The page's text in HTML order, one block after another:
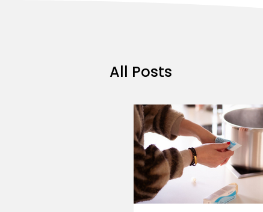
All Posts